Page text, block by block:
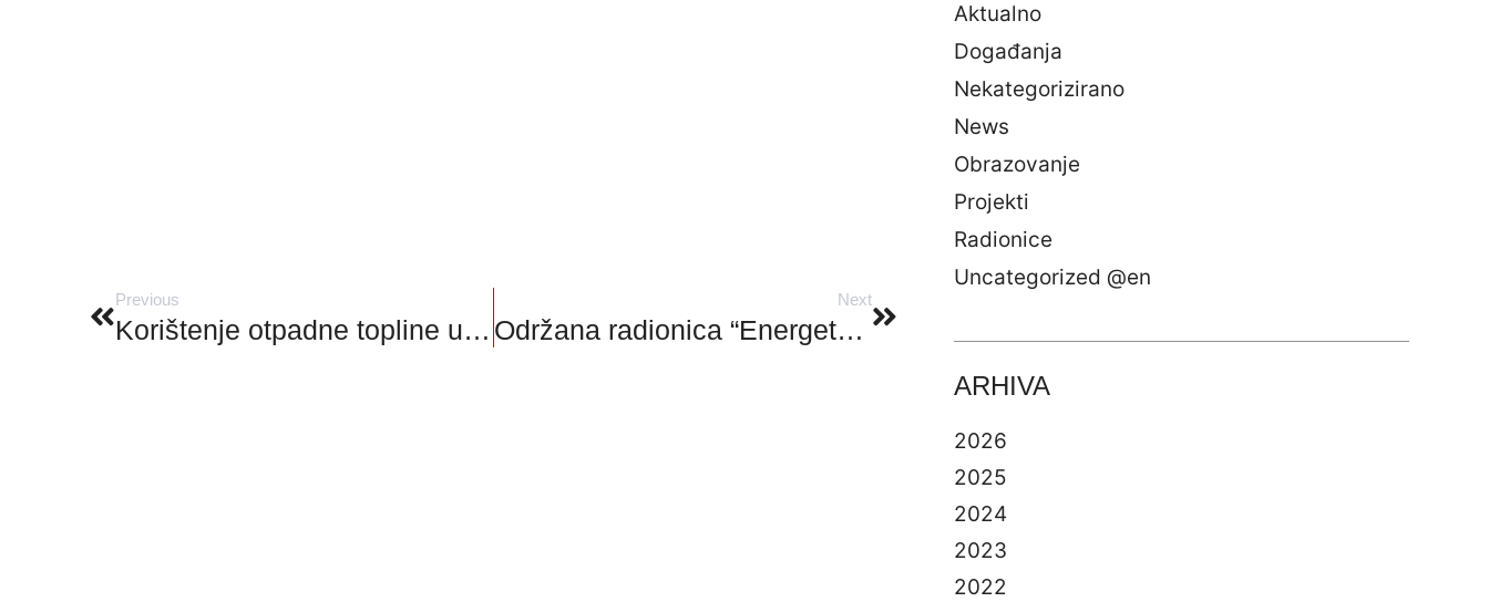
Previous
Korištenje otpadne topline u Središnjom Europi
Next
Održana radionica “Energetska učinkovitost kroz provedbu EU projekata” u Županijskoj komori (HGK) Split
Aktualno
Događanja
Nekategorizirano
News
Obrazovanje
Projekti
Radionice
Uncategorized @en
ARHIVA
2026
2025
2024
2023
2022